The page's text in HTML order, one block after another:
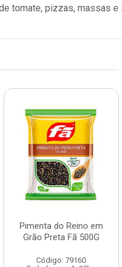
tomate, pizzas, massas
Pimenta do Reino em
Grão Preta Fã 500G
Código: 79160